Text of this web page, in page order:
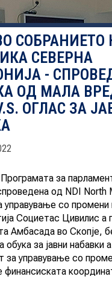
СОБРАНИЕТО
СЕВЕРНА
-
ОД МАЛА
ОГЛАС ЗА
за
од NDI North
управување со промени
Социетас Цивилис а
Амбасада во Скопје,
обука за јавни набавки
управување со
финансиската